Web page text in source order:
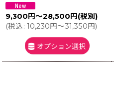
9,300 円～28,500 円 (税別)
(税込: 10,230円～31,350円)
オプション選択